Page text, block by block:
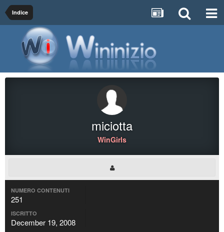
Indice
miciotta
WinGirls
NUMERO CONTENUTI
251
ISCRITTO
December 19, 2008